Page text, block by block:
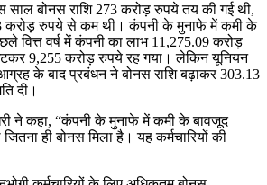
साल बोनस राशि 273 करोड़ रुपये तय की गई थी,
करोड़ रुपये से कम थी। कंपनी के मुनाफे में कमी के
वित्त वर्ष में कंपनी का लाभ 11,275.09 करोड़
9,255 करोड़ रुपये रह गया। लेकिन यूनियन
के बाद प्रबंधन ने बोनस राशि बढ़ाकर 303.13
दी।
ने कहा, “कंपनी के मुनाफे में कमी के बावजूद
ही बोनस मिला है। यह कर्मचारियों की